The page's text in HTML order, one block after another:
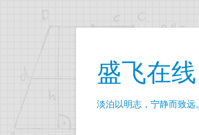
盛飞在线
淡泊以明志，宁静而致远。